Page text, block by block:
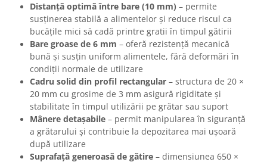
Distanță optimă între bare (10 mm) – permite
susținerea stabilă a alimentelor și reduce riscul ca
bucățile mici să cadă printre gratii în timpul gătirii
Bare groase de 6 mm – oferă rezistență mecanică
bună și susțin uniform alimentele, fără deformări în
condiții normale de utilizare
Cadru solid din profil rectangular – structura de 20 ×
20 mm cu grosime de 3 mm asigură rigiditate și
stabilitate în timpul utilizării pe grătar sau suport
Mânere detașabile – permit manipularea în siguranță
a grătarului și contribuie la depozitarea mai ușoară
după utilizare
Suprafață generoasă de gătire – dimensiunea 650 ×